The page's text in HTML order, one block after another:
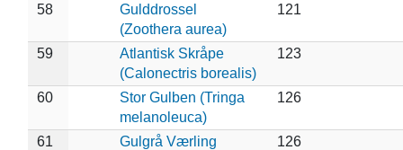
58
Gulddrossel
(Zoothera aurea)
121
59
Atlantisk Skråpe
(Calonectris borealis)
123
60
Stor Gulben (Tringa
melanoleuca)
126
61
Gulgrå Værling
126